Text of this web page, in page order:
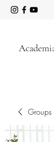
Groups